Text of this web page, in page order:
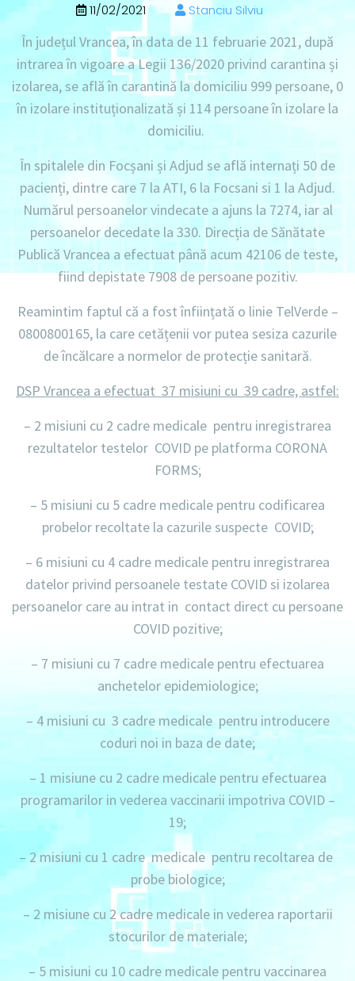
11/02/2021 Stanciu Silviu
În județul Vrancea, în data de 11 februarie 2021, după
intrarea în vigoare a Legii 136/2020 privind carantina și
izolarea, se află în carantină la domiciliu 999 persoane, 0
în izolare instituționalizată și 114 persoane în izolare la
domiciliu.
În spitalele din Focșani și Adjud se află internați 50 de
pacienți, dintre care 7 la ATI, 6 la Focsani si 1 la Adjud.
Numărul persoanelor vindecate a ajuns la 7274, iar al
persoanelor decedate la 330. Direcția de Sănătate
Publică Vrancea a efectuat până acum 42106 de teste,
fiind depistate7908 de persoane pozitiv.
Reamintim faptul că a fost înființată o linie TelVerde –
0800800165, la care cetățenii vor putea sesiza cazurile
de încălcare a normelor de protecție sanitară.
DSP Vrancea a efectuat 37 misiuni cu 39 cadre, astfel:
– 2 misiuni cu 2 cadre medicale pentru inregistrarea
rezultatelor testelor COVID pe platforma CORONA
FORMS;
– 5 misiuni cu 5 cadre medicale pentru codificarea
probelor recoltate la cazurile suspecte COVID;
– 6 misiuni cu 4 cadre medicale pentru inregistrarea
datelor privind persoanele testate COVID si izolarea
persoanelor care au intrat in contact direct cu persoane
COVID pozitive;
– 7 misiuni cu 7 cadre medicale pentru efectuarea
anchetelor epidemiologice;
– 4 misiuni cu 3 cadre medicale pentru introducere
coduri noi in baza de date;
– 1 misiunecu 2 cadre medicale pentru efectuarea
programarilor in vederea vaccinarii impotriva COVID –
19;
– 2 misiuni cu 1 cadre medicale pentru recoltarea de
probe biologice;
– 2 misiunecu 2 cadre medicale in vederea raportarii
stocurilor de materiale;
– 5 misiuni cu 10 cadre medicale pentru vaccinarea